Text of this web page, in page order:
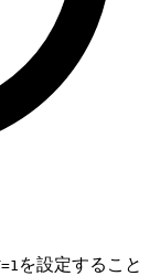
を設定すること